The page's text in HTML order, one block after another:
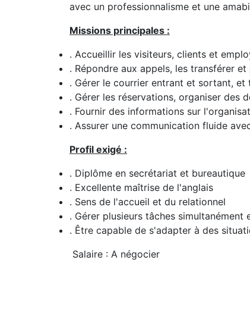
avec un professionnalisme et une
Missions principales :
. Accueillir les visiteurs, clients et
. Répondre aux appels, les transférer
. Gérer le courrier entrant et sortant, et
. Gérer les réservations, organiser des
. Fournir des informations sur
. Assurer une communication fluide
Profil exigé :
. Diplôme en secrétariat et bureautique
. Excellente maîtrise de l'anglais
. Sens de l'accueil et du relationnel
. Gérer plusieurs tâches
. Être capable de s'adapter à des
Salaire : A négocier